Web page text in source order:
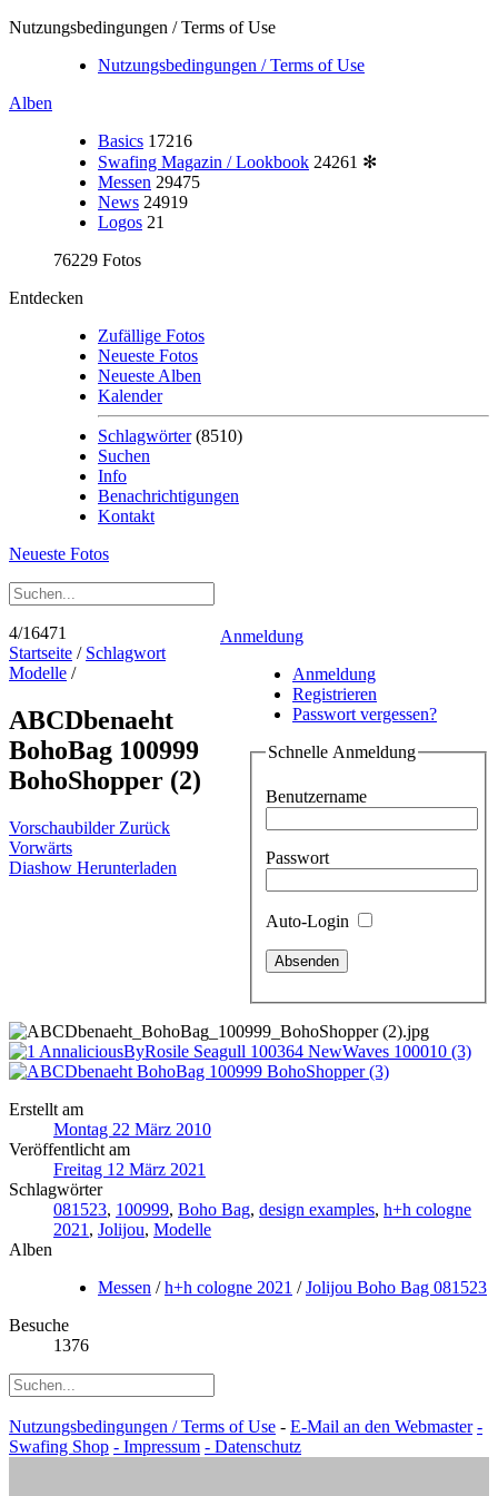
Nutzungsbedingungen / Terms of Use
Nutzungsbedingungen / Terms of Use
Alben
Basics 17216
Swafing Magazin / Lookbook 24261 ✻
Messen 29475
News 24919
Logos 21
76229 Fotos
Entdecken
Zufällige Fotos
Neueste Fotos
Neueste Alben
Kalender
Schlagwörter(8510)
Suchen
Info
Benachrichtigungen
Kontakt
Neueste Fotos
Anmeldung
Anmeldung
Registrieren
Passwort vergessen?
Schnelle Anmeldung
Benutzername
Passwort
Auto-Login
4/16471
Startseite / Schlagwort
Modelle /
ABCDbenaeht
BohoBag 100999
BohoShopper (2)
Vorschaubilder Zurück
Vorwärts
Diashow Herunterladen
Erstellt am
Montag 22 März 2010
Veröffentlicht am
Freitag 12 März 2021
Schlagwörter
081523, 100999, Boho Bag, design examples, h+h cologne
2021 , Jolijou, Modelle
Alben
Messen /h+h cologne 2021 /Jolijou Boho Bag 081523
Besuche
1376
Nutzungsbedingungen / Terms of Use - E-Mail an den Webmaster -
Swafing Shop - Impressum - Datenschutz